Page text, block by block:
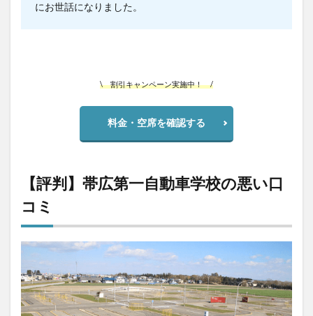
にお世話になりました。
\ 割引キャンペーン実施中！ /
料金・空席を確認する
【評判】帯広第一自動車学校の悪い口
コミ